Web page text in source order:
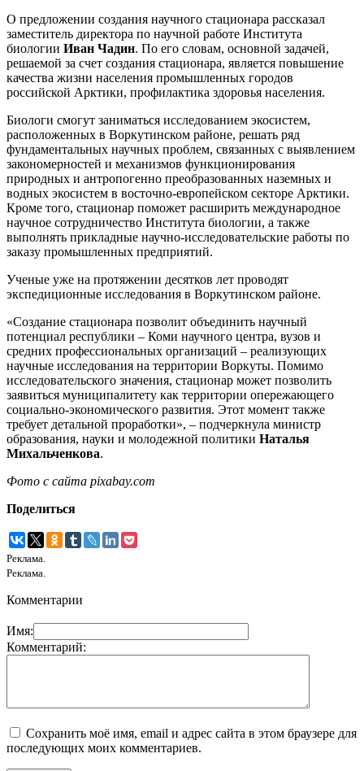
О предложении создания научного стационара рассказал
заместитель директора по научной работе Института
биологии Иван Чадин. По его словам, основной задачей,
решаемой за счет создания стационара, является повышение
качества жизни населения промышленных городов
российской Арктики, профилактика здоровья населения.
Биологи смогут заниматься исследованием экосистем,
расположенных в Воркутинском районе, решать ряд
фундаментальных научных проблем, связанных с выявлением
закономерностей и механизмов функционирования
природных и антропогенно преобразованных наземных и
водных экосистем в восточно-европейском секторе Арктики.
Кроме того, стационар поможет расширить международное
научное сотрудничество Института биологии, а также
выполнять прикладные научно-исследовательские работы по
заказу промышленных предприятий.
Ученые уже на протяжении десятков лет проводят
экспедиционные исследования в Воркутинском районе.
«Создание стационара позволит объединить научный
потенциал республики – Коми научного центра, вузов и
средних профессиональных организаций – реализующих
научные исследования на территории Воркуты. Помимо
исследовательского значения, стационар может позволить
заявиться муниципалитету как территории опережающего
социально-экономического развития. Этот момент также
требует детальной проработки», – подчеркнула министр
образования, науки и молодежной политики Наталья
Михальченкова.
Фото с сайта pixabay.com
Поделиться
Реклама.
Реклама.
Комментарии
Имя:
Комментарий:
Сохранить моё имя, email и адрес сайта в этом браузере для
последующих моих комментариев.